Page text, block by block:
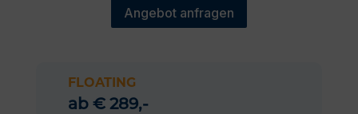
Angebot anfragen
FLOATING
ab € 289,-